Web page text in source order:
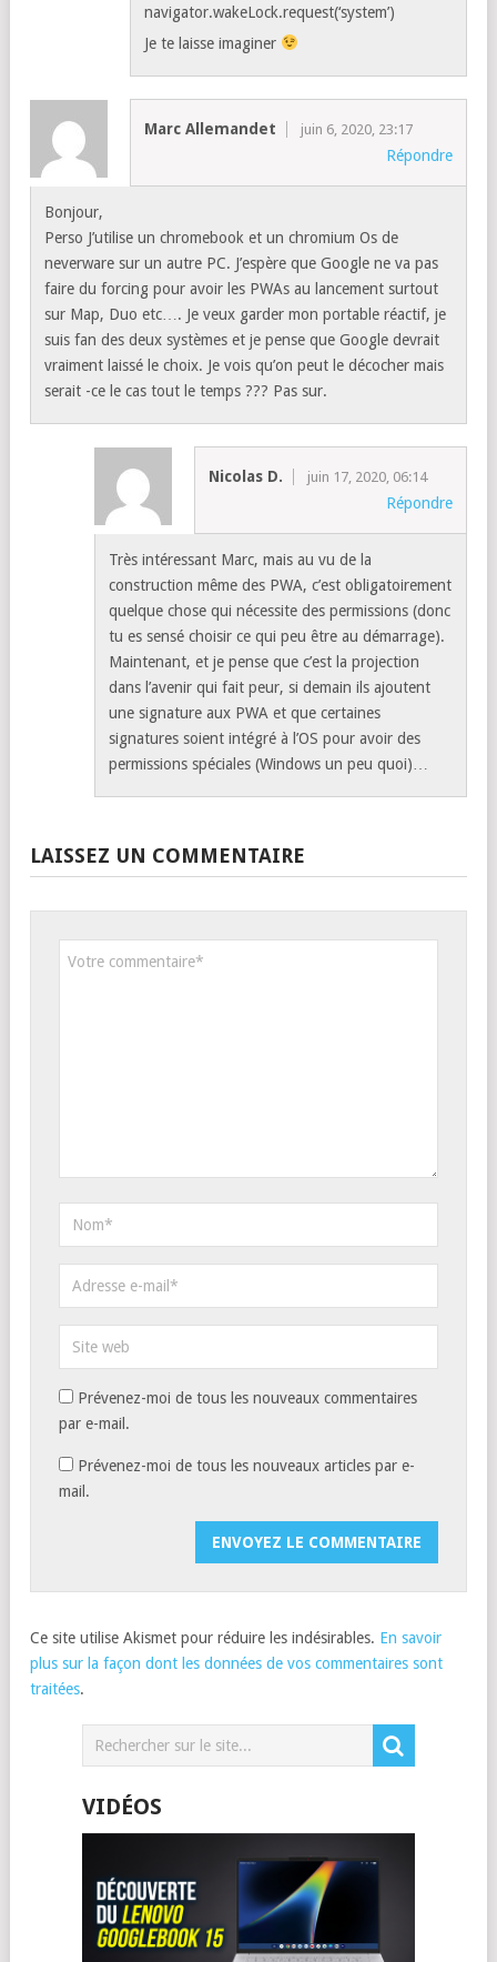
navigator.wakeLock.request(‘system’)
Je te laisse imaginer
Marc Allemandet juin 6, 2020, 23:17
Répondre
Bonjour,
Perso J’utilise un chromebook et un chromium Os de
neverware sur un autre PC. J’espère que Google ne va pas
faire du forcing pour avoir les PWAs au lancement surtout
sur Map, Duo etc…. Je veux garder mon portable réactif, je
suis fan des deux systèmes et je pense que Google devrait
vraiment laissé le choix. Je vois qu’on peut le décocher mais
serait -ce le cas tout le temps ??? Pas sur.
Nicolas D. juin 17, 2020, 06:14
Répondre
Très intéressant Marc, mais au vu de la
construction même des PWA, c’est obligatoirement
quelque chose qui nécessite des permissions (donc
tu es sensé choisir ce qui peu être au démarrage).
Maintenant, et je pense que c’est la projection
dans l’avenir qui fait peur, si demain ils ajoutent
une signature aux PWA et que certaines
signatures soient intégré à l’OS pour avoir des
permissions spéciales (Windows un peu quoi)…
LAISSEZ UN COMMENTAIRE
Prévenez-moi de tous les nouveaux commentaires
par e-mail.
Prévenez-moi de tous les nouveaux articles par e-
mail.
Ce site utilise Akismet pour réduire les indésirables. En savoir
plus sur la façon dont les données de vos commentaires sont
traitées.
VIDÉOS